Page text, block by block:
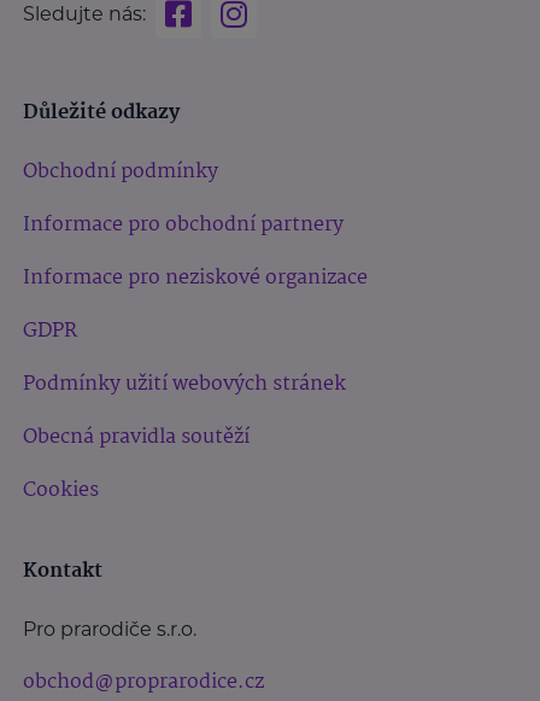
Sledujte nás:
Důležité odkazy
Obchodní podmínky
Informace pro obchodní partnery
Informace pro neziskové organizace
GDPR
Podmínky užití webových stránek
Obecná pravidla soutěží
Cookies
Kontakt
Pro prarodiče s.r.o.
obchod@proprarodice.cz